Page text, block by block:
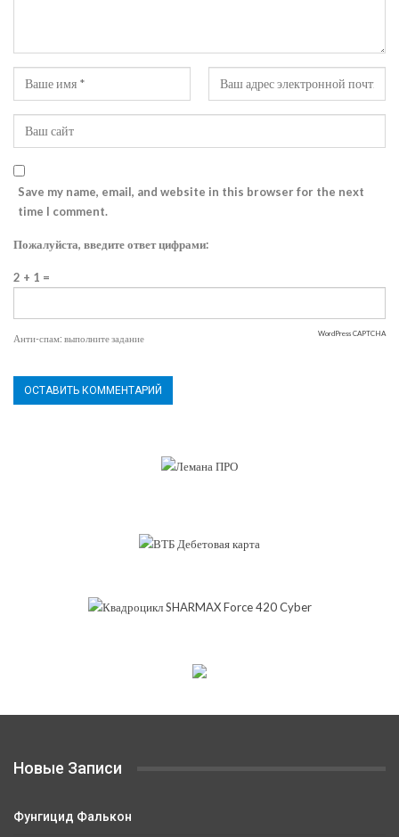
Save my name, email, and website in this browser for the next
time I comment.
Пожалуйста, введите ответ цифрами:
2 + 1 =
Анти-спам: выполните задание WordPress CAPTCHA
Новые Записи
Фунгицид Фалькон